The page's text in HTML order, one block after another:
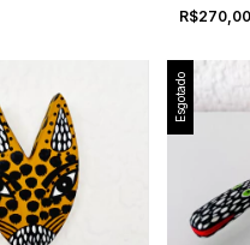
R$270,00
Esgotado